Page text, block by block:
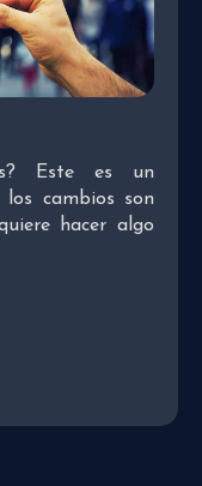
Este es un
los cambios son
hacer algo